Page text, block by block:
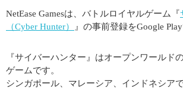
NetEase Gamesは、バトルロイヤルゲーム『
（Cyber Hunter）
』の事前登録をGoogle
『サイバーハンター』はオープンワールド
ゲームです。
シンガポール、マレーシア、インドネシア